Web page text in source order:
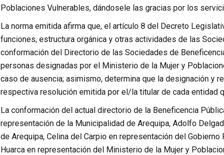
Poblaciones Vulnerables, dándosele las gracias por los
La norma emitida afirma que, el artículo 8 del Decreto
funciones, estructura orgánica y otras actividades de las
conformación del Directorio de las Sociedades de
personas designadas por el Ministerio de la Mujer y
caso de ausencia; asimismo, determina que la designación y
respectiva resolución emitida por el/la titular de cada entidad
La conformación del actual directorio de la Beneficencia
representación de la Municipalidad de Arequipa, Adolfo
de Arequipa, Celina del Carpio en representación del
Huarca en representación del Ministerio de la Mujer y